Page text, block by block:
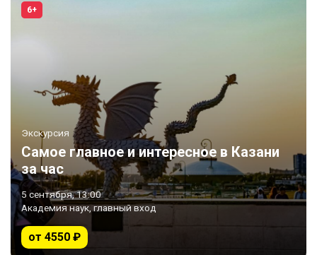
6+
Экскурсия
Самое главное и интересное в Казани
за час
5 сентября, 13:00
Академия наук, главный вход
от 4550 ₽